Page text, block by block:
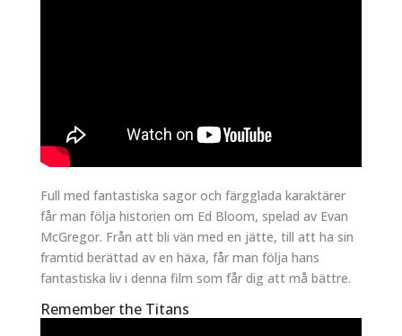
Full med fantastiska sagor och färgglada karaktärer
får man följa historien om Ed Bloom, spelad av Evan
McGregor. Från att bli vän med en jätte, till att ha sin
framtid berättad av en häxa, får man följa hans
fantastiska liv i denna film som får dig att må bättre.
Remember the Titans